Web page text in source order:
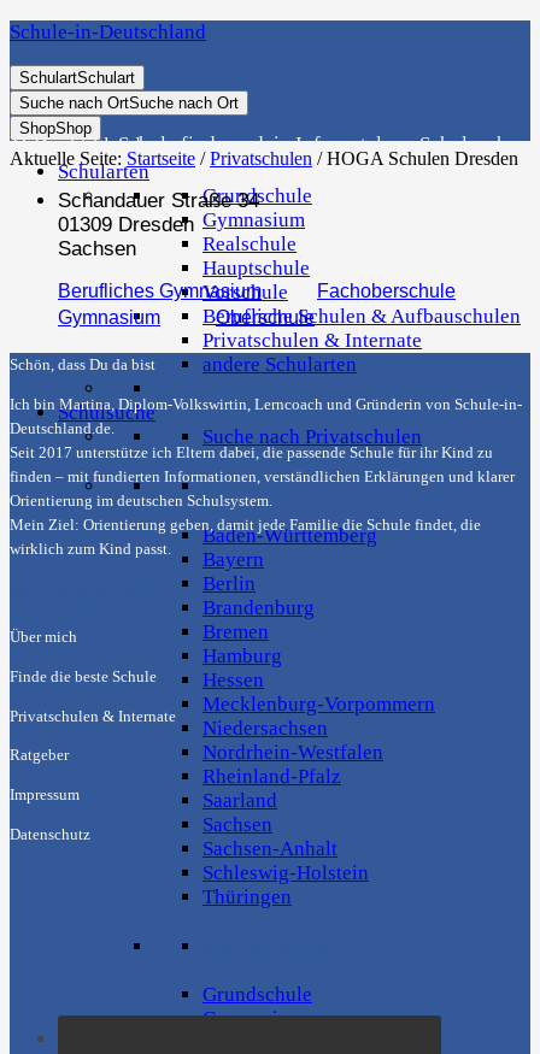
Schule-in-Deutschland
SchulartSchulart
Suche nach OrtSuche nach Ort
ShopShop
Schularten
Grundschule
Gymnasium
Realschule
Hauptschule
Vorschule
Berufliche Schulen & Aufbauschulen
Privatschulen & Internate
andere Schularten
Schulsuche
Suche nach Privatschulen
Suche Ort
Baden-Württemberg
Bayern
Berlin
Brandenburg
Bremen
Hamburg
Hessen
Mecklenburg-Vorpommern
Niedersachsen
Nordrhein-Westfalen
Rheinland-Pfalz
Saarland
Sachsen
Sachsen-Anhalt
Schleswig-Holstein
Thüringen
Grundschule
Gymnasium
Die richtige Schule finden - dein Infoportal zur Schulsuche in Deutschland
Aktuelle Seite: Startseite / Privatschulen /HOGA Schulen Dresden
Schandauer Straße 34
01309 Dresden
Sachsen
Berufliches Gymnasium
Fachoberschule
Gymnasium
Oberschule
Schön, dass Du da bist
Ich bin Martina, Diplom-Volkswirtin, Lerncoach und Gründerin von Schule-in-
Deutschland.de
Seit 2017 unterstütze ich Eltern dabei, die passende Schule für ihr Kind zu
finden – mit fundierten Informationen, verständlichen Erklärungen und klarer
Orientierung im deutschen Schulsystem.
Mein Ziel: Orientierung geben, damit jede Familie die Schule findet, die
wirklich zum Kind passt.
Über mich
Finde die beste Schule
Privatschulen & Internate
Ratgeber
Impressum
Datenschutz